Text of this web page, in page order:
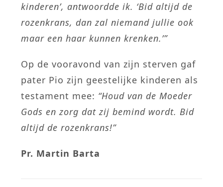
kinderen’, antwoordde ik. ‘Bid altijd de
rozenkrans, dan zal niemand jullie ook
maar een haar kunnen krenken.’”
Op de vooravond van zijn sterven gaf
pater Pio zijn geestelijke kinderen als
testament mee: “Houd van de Moeder
Gods en zorg dat zij bemind wordt. Bid
altijd de rozenkrans!”
Pr. Martin Barta